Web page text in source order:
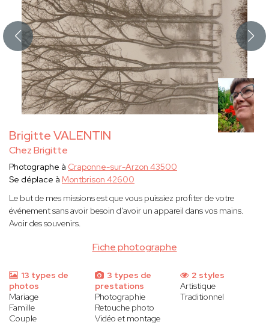
Brigitte VALENTIN
Chez Brigitte
Fiche photographe
Photographe à Craponne-sur-Arzon 43500
Se déplace à Montbrison 42600
Le but de mes missions est que vous puissiez profiter de votre
événement sans avoir besoin d'avoir un appareil dans vos mains.
Avoir des souvenirs.
13 types de
photos
Mariage
Famille
Couple
3 types de
prestations
Photographie
Retouche photo
Vidéo et montage
2 styles
Artistique
Traditionnel